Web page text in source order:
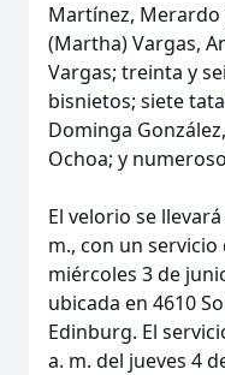
Martínez, Merardo
(Martha) Vargas,
Vargas; treinta y
bisnietos; siete
Dominga
Ochoa; y
El velorio se
m., con un servicio
miércoles 3 de
ubicada en 4610
Edinburg. El
a. m. del jueves 4